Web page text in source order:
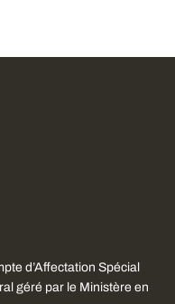
d’Affectation Spécial
géré par le Ministère en